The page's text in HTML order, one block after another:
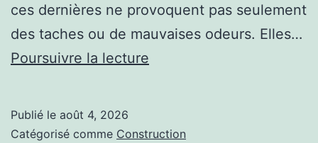
ces dernières ne provoquent pas seulement
des taches ou de mauvaises odeurs. Elles…
Poursuivre la lecture
charpente
Publié le août 4, 2026
Catégorisé comme Construction